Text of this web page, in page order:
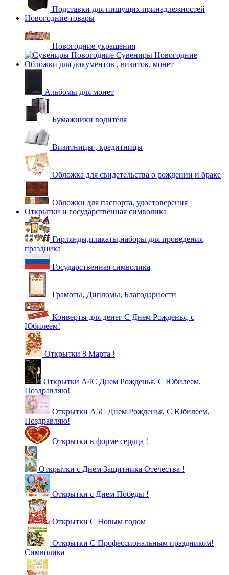
Подставки для пишущих принадлежностей
Новогодние товары
Новогодние украшения
Сувениры Новогодние
Обложки для документов , визиток, монет
Альбомы для монет
Бумажники водителя
Визитницы , кредитницы
Обложка для свидетельства о рождении и браке
Обложки для паспорта, удостоверения
Открытки и государственная символика
Гирлянды,плакаты,наборы для проведения
праздника
Государственная символика
Грамоты, Дипломы, Благодарности
Конверты для денег С Днем Рожденья, с
Юбилеем!
Открытки 8 Марта !
Открытки А4С Днем Рожденья, С Юбилеем,
Поздравляю!
Открытки А5С Днем Рожденья, С Юбилеем,
Поздравляю!
Открытки в форме сердца !
Открытки с Днем Защитника Отечества !
Открытки с Днем Победы !
Открытки С Новым годом
Открытки С Профессиональным праздником!
Символика